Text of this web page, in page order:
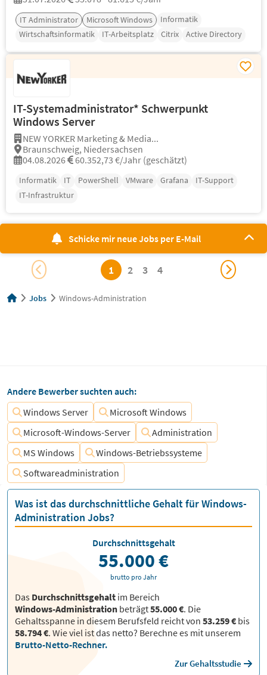
IT Administrator Microsoft Windows
Informatik
Wirtschaftsinformatik
IT-Arbeitsplatz Citrix Active Directory
IT-Systemadministrator* Schwerpunkt
Windows Server
NEW YORKER Marketing & Media...
Braunschweig, Niedersachsen
04.08.2026
60.352,73 €/Jahr (geschätzt)
Informatik IT PowerShell VMware Grafana
IT-Support
IT-Infrastruktur
Schicke mir neue Jobs per E-Mail
1 2 3 4
Jobs Windows-Administration
Andere Bewerber suchten auch:
Windows Server
Microsoft Windows
Microsoft-Windows-Server
Administration
MS Windows
Windows-Betriebssysteme
Softwareadministration
Was ist das durchschnittliche Gehalt für Windows-
Administration Jobs?
Das Durchschnittsgehalt im Bereich
Windows-Administration beträgt55.000 €. Die
Gehaltsspanne in diesem Berufsfeld reicht von 53.259 € bis
58.794 €. Wie viel ist das netto? Berechne es mit unserem
Brutto-Netto-Rechner.
Zur Gehaltsstudie
Durchschnittsgehalt
55.000 €
brutto pro Jahr